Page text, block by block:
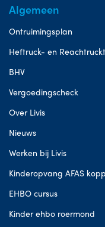
Algemeen
Ontruimingsplan
Heftruck- en
BHV
Vergoedingscheck
Over Livis
Nieuws
Werken bij Livis
Kinderopvang AFAS
EHBO cursus
Kinder ehbo roermond